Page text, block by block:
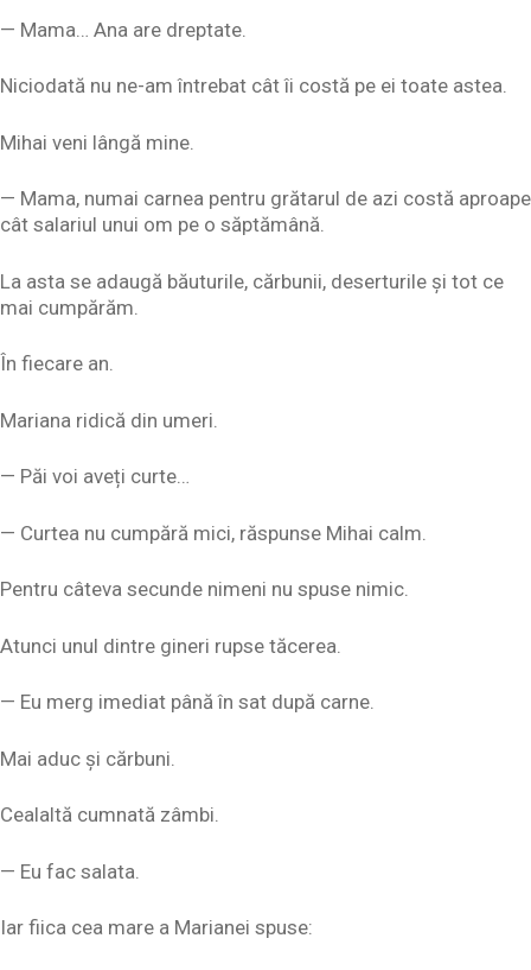
— Mama… Ana are dreptate.
Niciodată nu ne-am întrebat cât îi costă pe ei toate astea.
Mihai veni lângă mine.
— Mama, numai carnea pentru grătarul de azi costă aproape
cât salariul unui om pe o săptămână.
La asta se adaugă băuturile, cărbunii, deserturile și tot ce
mai cumpărăm.
În fiecare an.
Mariana ridică din umeri.
— Păi voi aveți curte…
— Curtea nu cumpără mici, răspunse Mihai calm.
Pentru câteva secunde nimeni nu spuse nimic.
Atunci unul dintre gineri rupse tăcerea.
— Eu merg imediat până în sat după carne.
Mai aduc și cărbuni.
Cealaltă cumnată zâmbi.
— Eu fac salata.
Iar fiica cea mare a Marianei spuse: